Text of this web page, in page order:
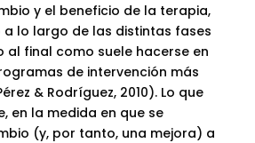
y el beneficio de la terapia,
a lo largo de las distintas fases
al final como suele hacerse en
de intervención más
& Rodríguez, 2010). Lo que
en la medida en que se
(y, por tanto, una mejora) a